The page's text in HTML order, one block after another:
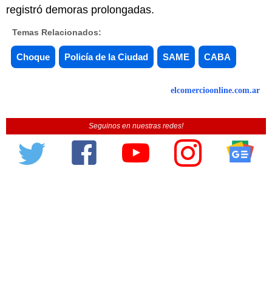
registró demoras prolongadas.
Temas Relacionados:
Choque Policía de la Ciudad SAME CABA
elcomercioonline.com.ar
Seguinos en nuestras redes!